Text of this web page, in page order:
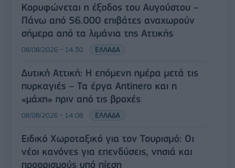
Κορυφώνεται η έξοδος του Αυγούστου –
Πάνω από 56.000 επιβάτες αναχωρούν
σήμερα από τα λιμάνια της Αττικής
08/08/2026 - 14:30 ΕΛΛΑΔΑ
Δυτική Αττική: Η επόμενη ημέρα μετά τις
πυρκαγιές – Τα έργα Antinero και η
«μάχη» πριν από τις βροχές
08/08/2026 - 14:08 ΕΛΛΑΔΑ
Ειδικό Χωροταξικό για τον Τουρισμό: Οι
νέοι κανόνες για επενδύσεις, νησιά και
προορισμούς υπό πίεση